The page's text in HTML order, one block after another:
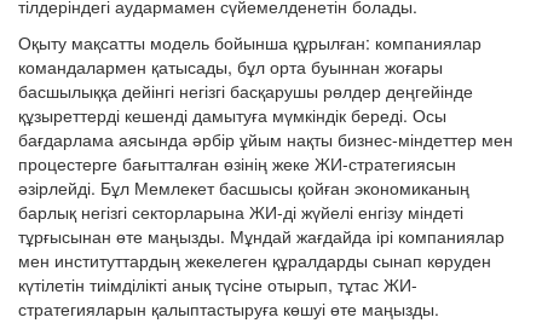
тілдеріндегі аудармамен сүйемелденетін болады.
Оқыту мақсатты модель бойынша құрылған: компаниялар
командалармен қатысады, бұл орта буыннан жоғары
басшылыққа дейінгі негізгі басқарушы рөлдер деңгейінде
құзыреттерді кешенді дамытуға мүмкіндік береді. Осы
бағдарлама аясында әрбір ұйым нақты бизнес-міндеттер мен
процестерге бағытталған өзінің жеке ЖИ-стратегиясын
әзірлейді. Бұл Мемлекет басшысы қойған экономиканың
барлық негізгі секторларына ЖИ-ді жүйелі енгізу міндеті
тұрғысынан өте маңызды. Мұндай жағдайда ірі компаниялар
мен институттардың жекелеген құралдарды сынап көруден
күтілетін тиімділікті анық түсіне отырып, тұтас ЖИ-
стратегияларын қалыптастыруға көшуі өте маңызды.